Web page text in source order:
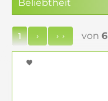
hochwertigen
Daybeds –
1 von 6